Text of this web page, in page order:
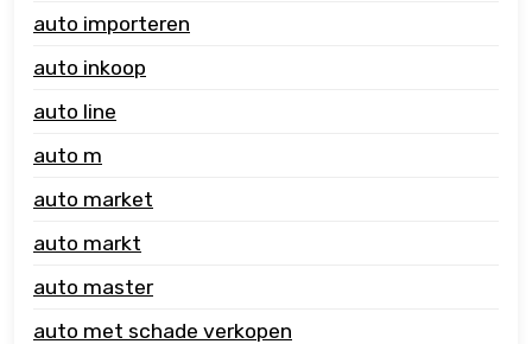
auto importeren
auto inkoop
auto line
auto m
auto market
auto markt
auto master
auto met schade verkopen